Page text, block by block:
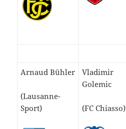
Arnaud Bühler
(Lausanne-
Sport)
Vladimir
Golemic
(FC Chiasso)